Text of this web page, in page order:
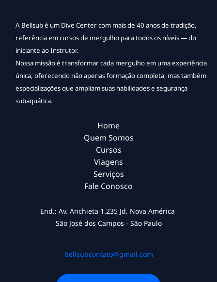
A Bellsub é um Dive Center com mais de 40 anos de tradição,
referência em cursos de mergulho para todos os níveis — do
iniciante ao Instrutor.
Nossa missão é transformar cada mergulho em uma experiência
única, oferecendo não apenas formação completa, mas também
especializações que ampliam suas habilidades e segurança
subaquática.
Home
Quem Somos
Cursos
Viagens
Serviços
Fale Conosco
End.: Av. Anchieta 1.235 Jd. Nova América
São José dos Campos - São Paulo
bellsubcontato@gmail.com